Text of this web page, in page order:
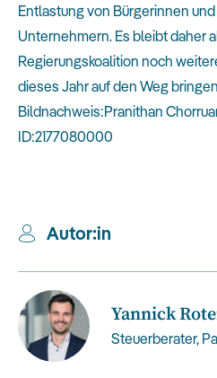
Entlastung von Bürgerinnen
Unternehmern. Es bleibt daher
Regierungskoalition noch
dieses Jahr auf den Weg
Bildnachweis:Pranithan
ID:2177080000
Autor:in
Yannick
Steuerberater,